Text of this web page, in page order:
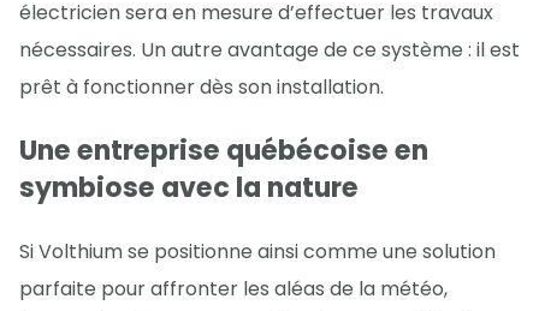
électricien sera en mesure d’effectuer les travaux
nécessaires. Un autre avantage de ce système : il est
prêt à fonctionner dès son installation.
Une entreprise québécoise en
symbiose avec la nature
Si Volthium se positionne ainsi comme une solution
parfaite pour affronter les aléas de la météo,